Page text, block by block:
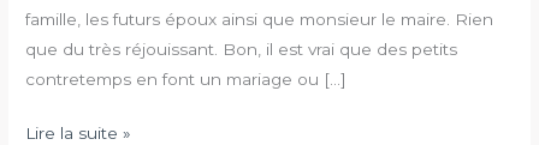
famille, les futurs époux ainsi que monsieur le maire. Rien
que du très réjouissant. Bon, il est vrai que des petits
contretemps en font un mariage ou […]
Lire la suite »